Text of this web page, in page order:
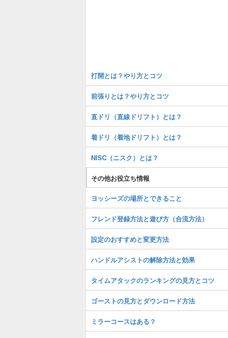
打開とは？やり方とコツ
前張りとは？やり方とコツ
直ドリ（直線ドリフト）とは？
着ドリ（着地ドリフト）とは？
NISC（ニスク）とは？
その他お役立ち情報
ヨッシーズの場所とできること
フレンド登録方法と遊び方（合流方法）
設定のおすすめと変更方法
ハンドルアシストの解除方法と効果
タイムアタックのランキングの見方とコツ
ゴーストの見方とダウンロード方法
ミラーコースはある？